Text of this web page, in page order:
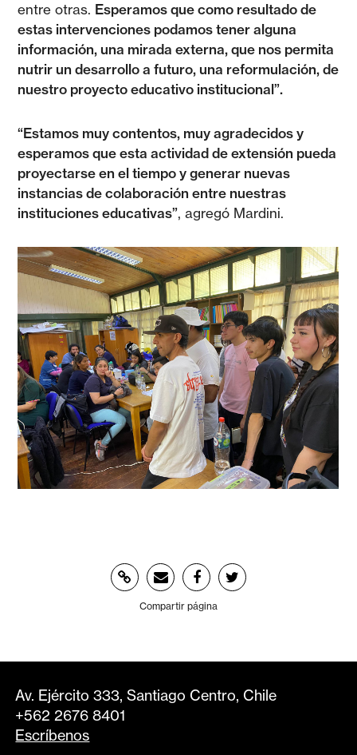
entre otras. Esperamos que como resultado de
estas intervenciones podamos tener alguna
información, una mirada externa, que nos permita
nutrir un desarrollo a futuro, una reformulación, de
nuestro proyecto educativo institucional”.
“Estamos muy contentos, muy agradecidos y
esperamos que esta actividad de extensión pueda
proyectarse en el tiempo y generar nuevas
instancias de colaboración entre nuestras
instituciones educativas”, agregó Mardini.
Compartir página
Av. Ejército 333, Santiago Centro, Chile
+562 2676 8401
Escríbenos